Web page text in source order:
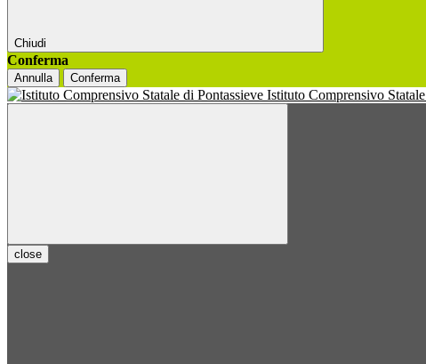
Chiudi
Conferma
Annulla Conferma
Istituto Comprensivo Statale
close